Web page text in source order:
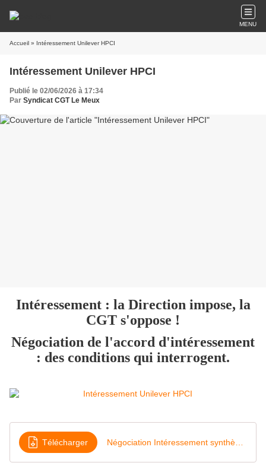
MENU
Accueil » Intéressement Unilever HPCI
Intéressement Unilever HPCI
Publié le 02/06/2026 à 17:34
Par Syndicat CGT Le Meux
Intéressement : la Direction impose, la
CGT s'oppose !
Négociation de l'accord d'intéressement
: des conditions qui interrogent.
Télécharger